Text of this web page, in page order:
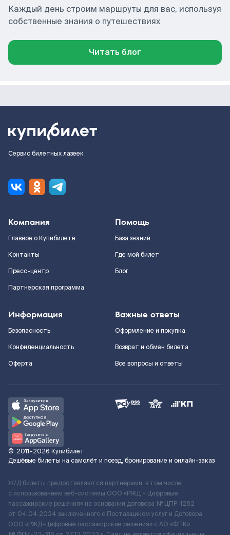
Каждый день строим маршруты для вас, используя
собственные знания о путешествиях
Читать блог
Сервис билетных лазеек
Компания
Главное о Купибилете
Контакты
Пресс-центр
Партнерская программа
Помощь
База знаний
Где мой билет
Блог
Информация
Безопасность
Конфиденциальность
Оферта
Важные ответы
Оформление и покупка
Возврат и обмен билета
Все вопросы и ответы
© 2011–2026 Купибилет
Дешёвые билеты на самолёт и поезд, бронирование и онлайн-заказ
Ж/Д билеты предоставляются партнёрами, в том числе
с использованием веб-системы ООО «РЖД – Цифровые
пассажирские решения» на основании договора № ЦПР-1282
от 04.04.2024 заключенного с Поставщиком услуг и Договора
ООО «РЖД-Цифровые пассажирские решения» c АО «ФПК»